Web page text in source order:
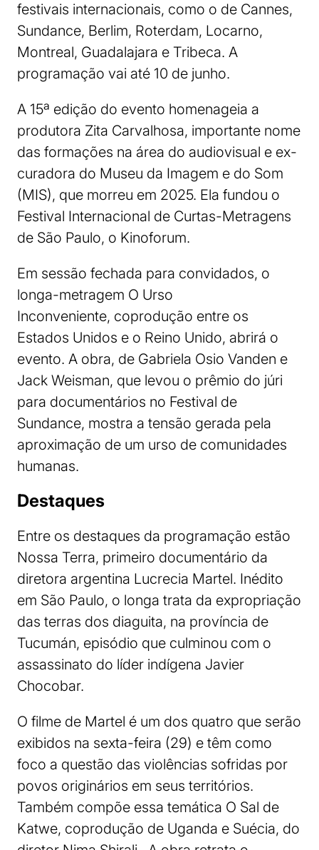
festivais internacionais, como o de Cannes,
Sundance, Berlim, Roterdam, Locarno,
Montreal, Guadalajara e Tribeca. A
programação vai até 10 de junho.
A 15ª edição do evento homenageia a
produtora Zita Carvalhosa, importante nome
das formações na área do audiovisual e ex-
curadora do Museu da Imagem e do Som
(MIS), que morreu em 2025. Ela fundou o
Festival Internacional de Curtas-Metragens
de São Paulo, o Kinoforum.
Em sessão fechada para convidados, o
longa-metragem O Urso
Inconveniente, coprodução entre os
Estados Unidos e o Reino Unido, abrirá o
evento. A obra, de Gabriela Osio Vanden e
Jack Weisman, que levou o prêmio do júri
para documentários no Festival de
Sundance, mostra a tensão gerada pela
aproximação de um urso de comunidades
humanas.
Destaques
Entre os destaques da programação estão
Nossa Terra, primeiro documentário da
diretora argentina Lucrecia Martel. Inédito
em São Paulo, o longa trata da expropriação
das terras dos diaguita, na província de
Tucumán, episódio que culminou com o
assassinato do líder indígena Javier
Chocobar.
O filme de Martel é um dos quatro que serão
exibidos na sexta-feira (29) e têm como
foco a questão das violências sofridas por
povos originários em seus territórios.
Também compõe essa temática O Sal de
Katwe, coprodução de Uganda e Suécia, do